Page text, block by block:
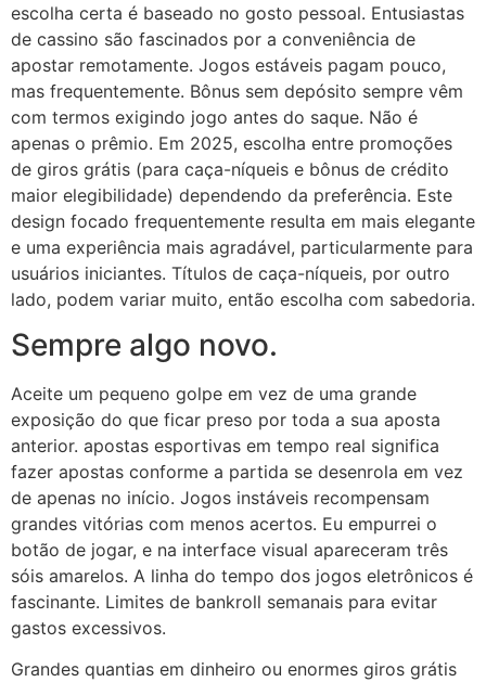
escolha certa é baseado no gosto pessoal. Entusiastas
de cassino são fascinados por a conveniência de
apostar remotamente. Jogos estáveis pagam pouco,
mas frequentemente. Bônus sem depósito sempre vêm
com termos exigindo jogo antes do saque. Não é
apenas o prêmio. Em 2025, escolha entre promoções
de giros grátis (para caça-níqueis e bônus de crédito
maior elegibilidade) dependendo da preferência. Este
design focado frequentemente resulta em mais elegante
e uma experiência mais agradável, particularmente para
usuários iniciantes. Títulos de caça-níqueis, por outro
lado, podem variar muito, então escolha com sabedoria.
Sempre algo novo.
Aceite um pequeno golpe em vez de uma grande
exposição do que ficar preso por toda a sua aposta
anterior. apostas esportivas em tempo real significa
fazer apostas conforme a partida se desenrola em vez
de apenas no início. Jogos instáveis recompensam
grandes vitórias com menos acertos. Eu empurrei o
botão de jogar, e na interface visual apareceram três
sóis amarelos. A linha do tempo dos jogos eletrônicos é
fascinante. Limites de bankroll semanais para evitar
gastos excessivos.
Grandes quantias em dinheiro ou enormes giros grátis